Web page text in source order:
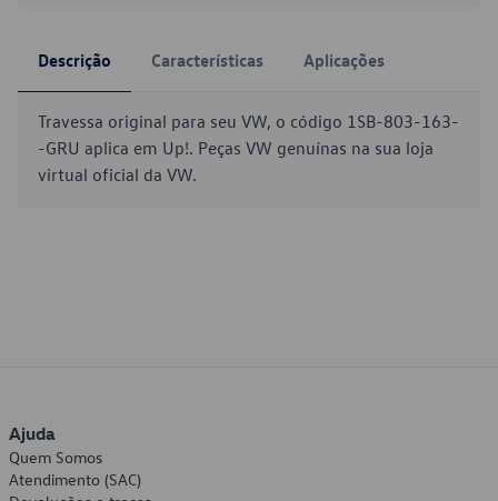
Descrição Características Aplicações
Travessa original para seu VW, o código 1SB-803-163-
-GRU aplica em Up!. Peças VW genuínas na sua loja
virtual oficial da VW.
Ajuda
Quem Somos
Atendimento (SAC)